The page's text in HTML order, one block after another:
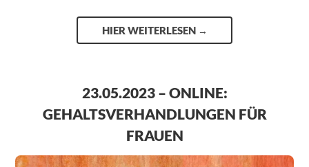
HIER WEITERLESEN →
23.05.2023 – ONLINE:
GEHALTSVERHANDLUNGEN FÜR
FRAUEN